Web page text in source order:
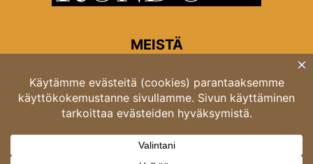
MEISTÄ
Rondon toimitus
Opastinsilta 6A 00520 Helsinki
Asiakaspalvelu: puh. 03 4246 5318
asiakaspalvelu@rondo.fi
Ota meihin yhteyttä:toimitus@rondo.fi